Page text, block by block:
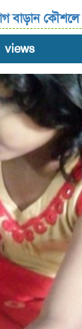
বাড়ান কৌশলে
views